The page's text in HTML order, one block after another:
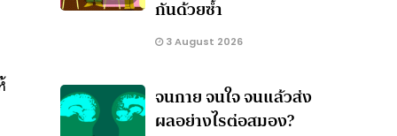
กันด้วยซ้ำ
3 August 2026
จนกาย จนใจ จนแล้วส่ง
ผลอย่างไรต่อสมอง?